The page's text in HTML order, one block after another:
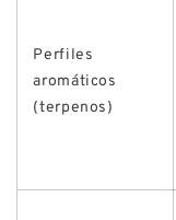
Perfiles
aromáticos
(terpenos)